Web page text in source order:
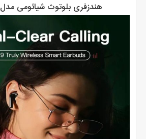
هندزفری بلوتوث شیائومی مدل QCY T19